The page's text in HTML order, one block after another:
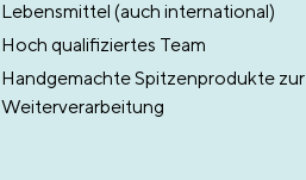
Lebensmittel (auch international)
Hoch qualifiziertes Team
Handgemachte Spitzenprodukte zur
Weiterverarbeitung